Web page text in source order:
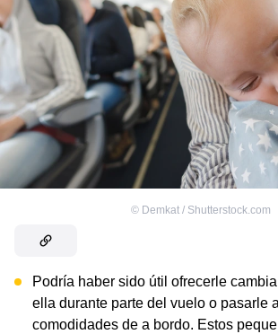
© Demkat / Shutterstock.com
Podría haber sido útil ofrecerle
ella durante parte del vuelo o pasarle
comodidades de a bordo. Estos